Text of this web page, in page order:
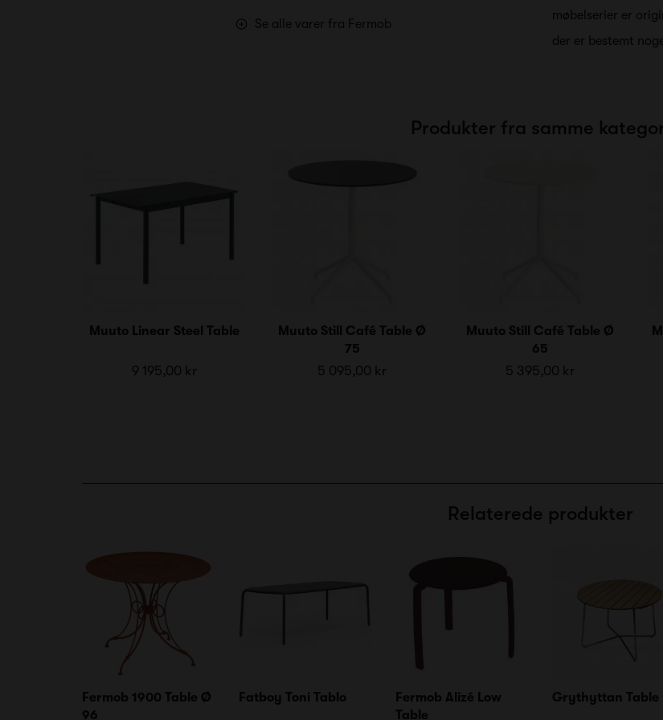
Se alle varer fra Fermob
møbelserier er
der er bestemt
Produkter fra samme
Muuto Linear Steel Table
9 195,00 kr
Muuto Still Café Table Ø
75
5 095,00 kr
Muuto Still Café Table Ø
65
5 395,00 kr
Relaterede produkter
Fermob 1900 Table Ø
96
Fatboy Toní Tablo
Fermob Alizé Low
Table
Grythyttan Table